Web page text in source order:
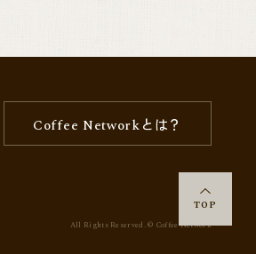
TOP
Coffee Networkとは？
All Rights Reserved. © Coffee Network